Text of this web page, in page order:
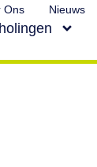
Ons Nieuws